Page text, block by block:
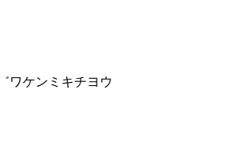
ワケンミキチヨウ